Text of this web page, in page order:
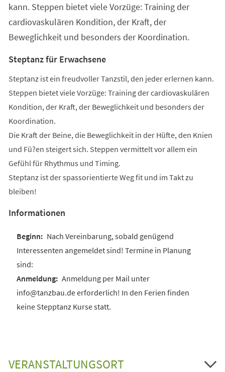
kann. Steppen bietet viele Vorzüge: Training der
cardiovaskulären Kondition, der Kraft, der
Beweglichkeit und besonders der Koordination.
Steptanz für Erwachsene
Steptanz ist ein freudvoller Tanzstil, den jeder erlernen kann.
Steppen bietet viele Vorzüge: Training der cardiovaskulären
Kondition, der Kraft, der Beweglichkeit und besonders der
Koordination.
Die Kraft der Beine, die Beweglichkeit in der Hüfte, den Knien
und Fü?en steigert sich. Steppen vermittelt vor allem ein
Gefühl für Rhythmus und Timing.
Steptanz ist der spassorientierte Weg fit und im Takt zu
bleiben!
Informationen
Nach Vereinbarung, sobald genügend
Interessenten angemeldet sind! Termine in Planung
sind:
Anmeldung per Mail unter
info@tanzbau.de erforderlich! In den Ferien finden
keine Stepptanz Kurse statt.
VERANSTALTUNGSORT